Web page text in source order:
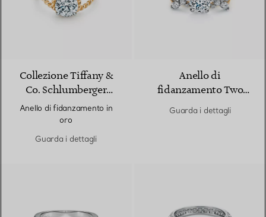
Collezione Tiffany &
Co. Schlumberger
Rope
Anello di fidanzamento in
oro
Guarda i dettagli
Anello di
fidanzamento Two
Bees Tiffany & Co.
Schlumberger in
Guarda i dettagli